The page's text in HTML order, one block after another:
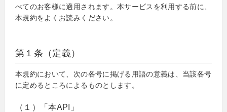
べてのお客様に適用されます。本サービスを利用する前に、
本規約をよくお読みください。
第１条（定義）
本規約において、次の各号に掲げる用語の意義は、当該各号
に定めるところによるものとします。
（１）「本API」